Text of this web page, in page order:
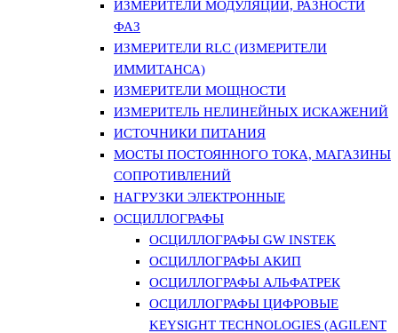
ИЗМЕРИТЕЛИ МОДУЛЯЦИИ, РАЗНОСТИ
ФАЗ
ИЗМЕРИТЕЛИ RLC (ИЗМЕРИТЕЛИ
ИММИТАНСА)
ИЗМЕРИТЕЛИ МОЩНОСТИ
ИЗМЕРИТЕЛЬ НЕЛИНЕЙНЫХ ИСКАЖЕНИЙ
ИСТОЧНИКИ ПИТАНИЯ
МОСТЫ ПОСТОЯННОГО ТОКА, МАГАЗИНЫ
СОПРОТИВЛЕНИЙ
НАГРУЗКИ ЭЛЕКТРОННЫЕ
ОСЦИЛЛОГРАФЫ
ОСЦИЛЛОГРАФЫ GW INSTEK
ОСЦИЛЛОГРАФЫ АКИП
ОСЦИЛЛОГРАФЫ АЛЬФАТРЕК
ОСЦИЛЛОГРАФЫ ЦИФРОВЫЕ
KEYSIGHT TECHNOLOGIES (AGILENT